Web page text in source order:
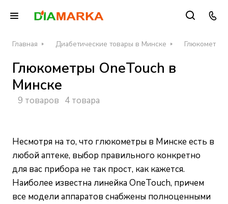
Главная Диабетические товары в Минске Глюкометры
Глюкометры OneTouch в
Минске
9 товаров 4 товара
Несмотря на то, что глюкометры в Минске есть в
любой аптеке, выбор правильного конкретно
для вас прибора не так прост, как кажется.
Наиболее известна линейка OneTouch, причем
все модели аппаратов снабжены полноценными